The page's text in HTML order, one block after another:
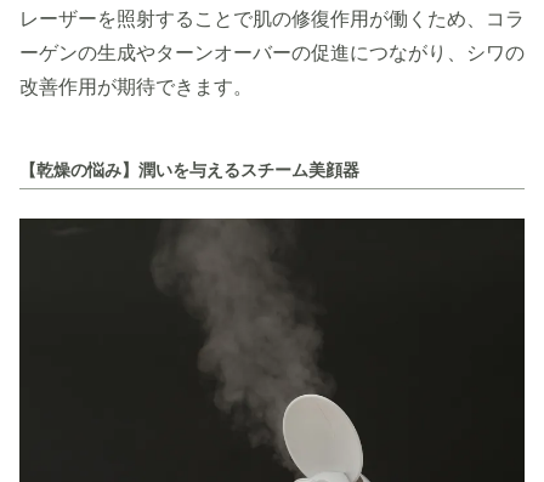
レーザーを照射することで肌の修復作用が働くため、コラ
ーゲンの生成やターンオーバーの促進につながり、シワの
改善作用が期待できます。
【乾燥の悩み】潤いを与えるスチーム美顔器